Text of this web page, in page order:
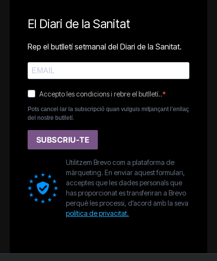
El Diari de la Sanitat
Rep el butlletí setmanal del Diari de la Sanitat.
Accepto les condicions i rebre el butlletí..
Pots cancel·lar la subscripció quan vulguis mitjançant l’enllaç
del nostre butlletí.
SUBSCRIU-TE
Utilitzem Brevo com a plataforma de
màrqueting. En enviar aquest formulari,
acceptes que les dades personals que
has proporcionat es transferiran a Brevo
perquè les processi, d’acord amb la seva
política de privacitat.